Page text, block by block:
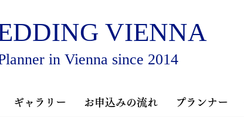
VIENNA
in Vienna since 2014
ギャラリー お申込みの流れ プランナー